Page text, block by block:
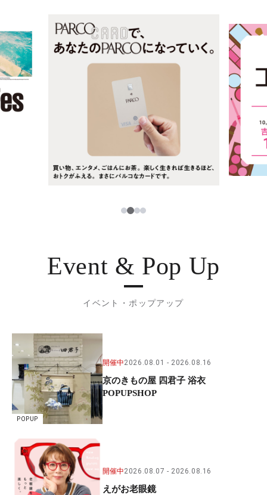
レストラン・カフェ
TAX FREE
PARCOメンバーズ
ภาษาไทย
日本語
123
Event & Pop Up
イベント・ポップアップ
POPUP
開催中2026.08.01 2026.08.16
京のきもの屋 四君子 浴衣
POPUPSHOP
開催中2026.08.07 2026.08.16
えがお老眼鏡